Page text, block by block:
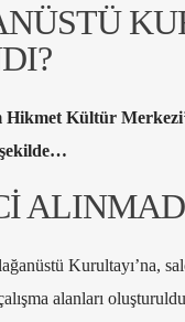
Hikmet Kültür
Kurultayı’na,
alanları